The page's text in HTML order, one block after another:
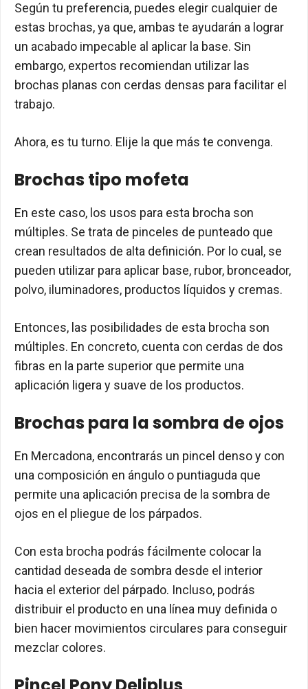
Según tu preferencia, puedes elegir cualquier de
estas brochas, ya que, ambas te ayudarán a lograr
un acabado impecable al aplicar la base. Sin
embargo, expertos recomiendan utilizar las
brochas planas con cerdas densas para facilitar el
trabajo.
Ahora, es tu turno. Elije la que más te convenga.
Brochas tipo mofeta
En este caso, los usos para esta brocha son
múltiples. Se trata de pinceles de punteado que
crean resultados de alta definición. Por lo cual, se
pueden utilizar para aplicar base, rubor, bronceador,
polvo, iluminadores, productos líquidos y cremas.
Entonces, las posibilidades de esta brocha son
múltiples. En concreto, cuenta con cerdas de dos
fibras en la parte superior que permite una
aplicación ligera y suave de los productos.
Brochas para la sombra de ojos
En Mercadona, encontrarás un pincel denso y con
una composición en ángulo o puntiaguda que
permite una aplicación precisa de la sombra de
ojos en el pliegue de los párpados.
Con esta brocha podrás fácilmente colocar la
cantidad deseada de sombra desde el interior
hacia el exterior del párpado. Incluso, podrás
distribuir el producto en una línea muy definida o
bien hacer movimientos circulares para conseguir
mezclar colores.